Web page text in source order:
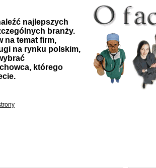
najlepszych
branży.
na temat firm,
na rynku polskim,
którego